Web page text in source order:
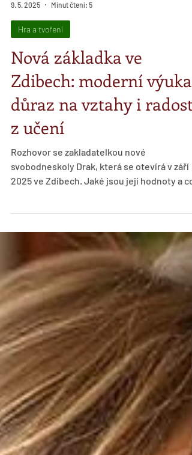
Dováděník
Hra a tvoření
Nová základka ve
Zdibech: moderní výuka,
důraz na vztahy i radost
z učení
Rozhovor se zakladatelkou nové
2025 ve Zdibech. Jaké jsou její hodnoty a co
si klade za cíl?